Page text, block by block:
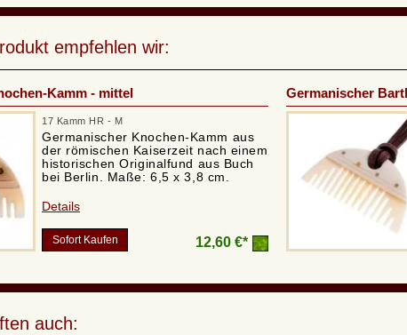
empfehlen wir:
Kamm - mittel
17 Kamm HR - M
Germanischer Knochen-Kamm aus
der römischen Kaiserzeit nach einem
historischen Originalfund aus Buch
bei Berlin. Maße: 6,5 x 3,8 cm.
Details
Sofort Kaufen 12,60 €*
Germanischer
auch: